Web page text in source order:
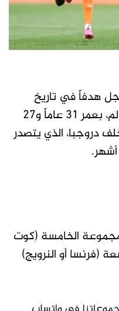
هدفاً في تاريخ
منتخب كوت ديفوار بكأس العالم، بعمر 31 عاماً و27
دروجبا، الذي يتصدر
الخامسة (كوت
(فرنسا أو النرويج)